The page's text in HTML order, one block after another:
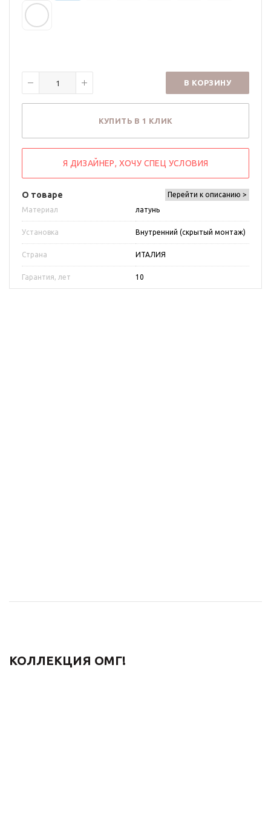
О товаре
Перейти к описанию >
Материал
латунь
Установка Внутренний (скрытый монтаж)
Страна ИТАЛИЯ
Гарантия, лет 10
В КОРЗИНУ
КУПИТЬ В 1 КЛИК
Я ДИЗАЙНЕР, ХОЧУ СПЕЦ УСЛОВИЯ
КОЛЛЕКЦИЯ ОМГ!